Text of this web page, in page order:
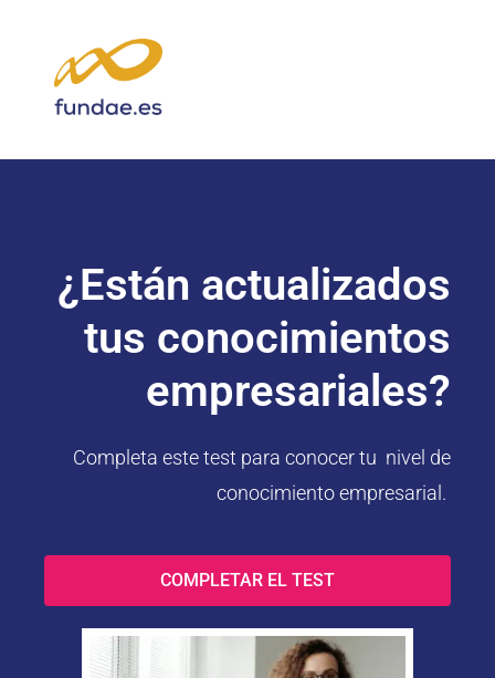
¿Están actualizados
tus conocimientos
empresariales?
Completa este test para conocer tu nivel de
conocimiento empresarial.
COMPLETAR EL TEST